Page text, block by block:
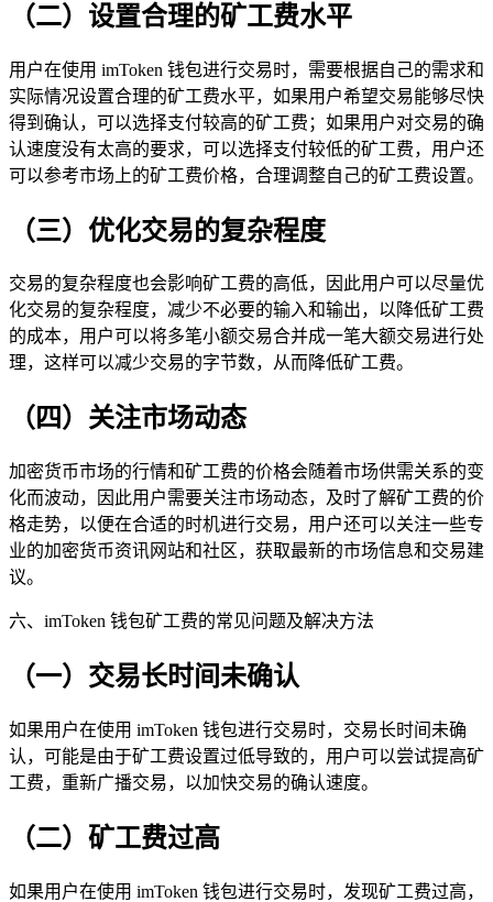
（二）设置合理的矿工费水平
用户在使用 imToken 钱包进行交易时，需要根据自己的需求和
实际情况设置合理的矿工费水平，如果用户希望交易能够尽快
得到确认，可以选择支付较高的矿工费；如果用户对交易的确
认速度没有太高的要求，可以选择支付较低的矿工费，用户还
可以参考市场上的矿工费价格，合理调整自己的矿工费设置。
（三）优化交易的复杂程度
交易的复杂程度也会影响矿工费的高低，因此用户可以尽量优
化交易的复杂程度，减少不必要的输入和输出，以降低矿工费
的成本，用户可以将多笔小额交易合并成一笔大额交易进行处
理，这样可以减少交易的字节数，从而降低矿工费。
（四）关注市场动态
加密货币市场的行情和矿工费的价格会随着市场供需关系的变
化而波动，因此用户需要关注市场动态，及时了解矿工费的价
格走势，以便在合适的时机进行交易，用户还可以关注一些专
业的加密货币资讯网站和社区，获取最新的市场信息和交易建
议。
六、imToken 钱包矿工费的常见问题及解决方法
（一）交易长时间未确认
如果用户在使用 imToken 钱包进行交易时，交易长时间未确
认，可能是由于矿工费设置过低导致的，用户可以尝试提高矿
工费，重新广播交易，以加快交易的确认速度。
（二）矿工费过高
如果用户在使用 imToken 钱包进行交易时，发现矿工费过高，